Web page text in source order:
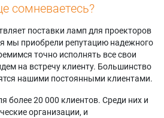
сомневаетесь?
поставки ламп для проекторов
мы приобрели репутацию надежного
точно исполнять все свои
на встречу клиенту. Большинство
нашими постоянными клиентами.
более 20 000 клиентов. Среди них и
организации, и